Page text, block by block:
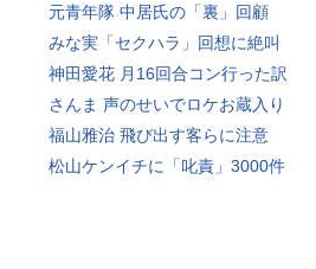
元青年隊 中居氏の「裏」回顧
みな実「セクハラ」回想に絶叫
神田愛花 月16回合コン行った訳
さんま 声のせいでロケお蔵入り
福山雅治 飛び出す客らに注意
松山ケンイチに「叱責」3000件